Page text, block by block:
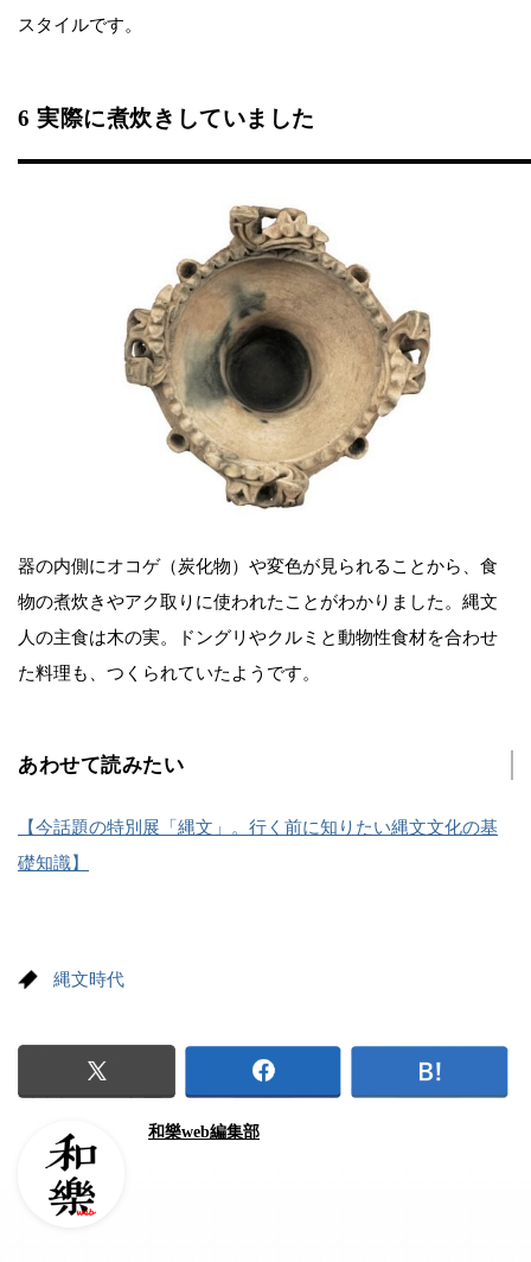
スタイルです。
6 実際に煮炊きしていました
器の内側にオコゲ（炭化物）や変色が見られることから、食
物の煮炊きやアク取りに使われたことがわかりました。縄文
人の主食は木の実。ドングリやクルミと動物性食材を合わせ
た料理も、つくられていたようです。
あわせて読みたい
【今話題の特別展「縄文」。行く前に知りたい縄文文化の基
礎知識】
縄文時代
和樂web編集部